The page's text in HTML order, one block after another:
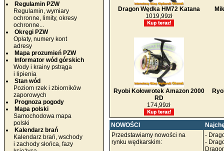
Regulamin PZW
Regulamin, wymiary
ochronne, limity, okresy
ochronne...
Okręgi PZW
Opłaty, numery kont
adresy
Mapa prozumień PZW
Informator wód górskich
Wody i krainy pstrąga
i lipienia
Stan wód
Poziom rzek i zbiorników
zaporowych
Prognoza pogody
Mapa polski
Samochodowa mapa
polski
Kalendarz brań
Kalendarz brań, wschody
i zachody słońca, fazy
Dragon Wędka HM72 Katana
1019,99zł
Ryobi Kołowrotek Amazon 2000
RD
174,99zł
NOWOŚCI
Przedstawiamy nowości na
rynku wędkarskim:
-
-